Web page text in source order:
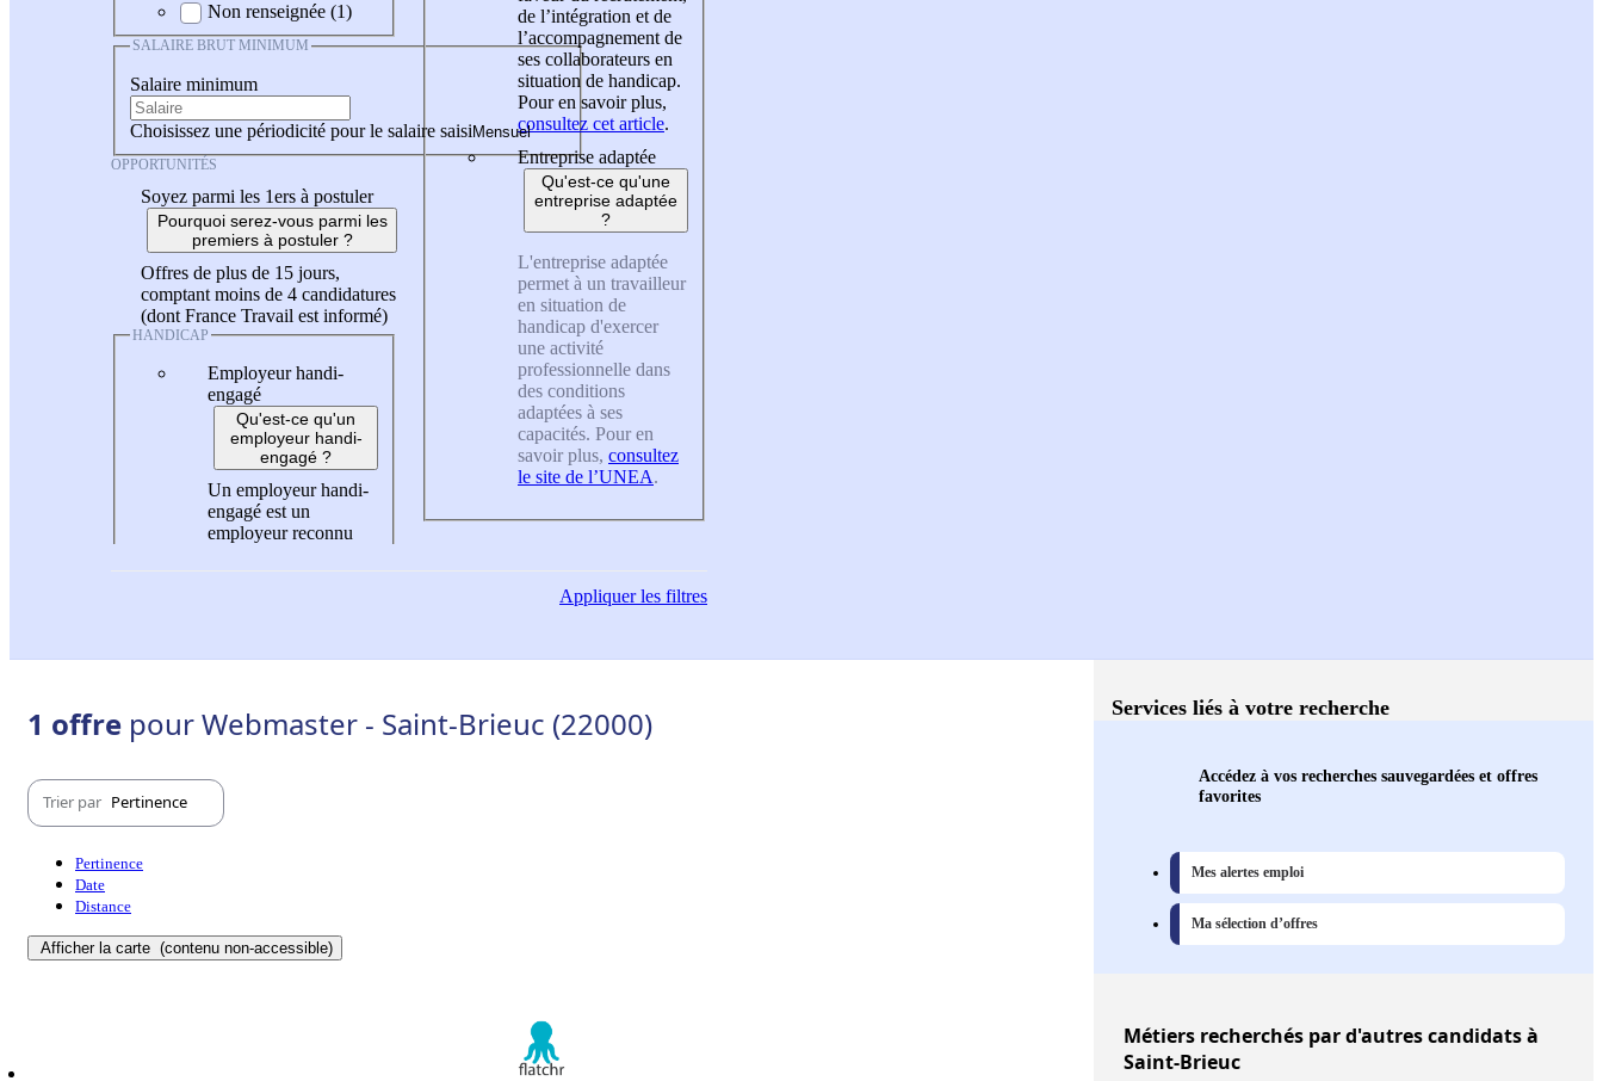
Non renseignée (1)
SALAIRE BRUT MINIMUM
Salaire minimum
Choisissez une périodicité pour le salaire saisi
OPPORTUNITÉS
Soyez parmi les 1ers à postuler
Pourquoi serez-vous parmi les
premiers à postuler ?
Offres de plus de 15 jours,
comptant moins de 4 candidatures
(dont France Travail est informé)
HANDICAP
Employeur handi-
engagé
Qu'est-ce qu'un
employeur handi-
engagé ?
Un employeur handi-
engagé est un
employeur reconnu
de l’intégration et de
l’accompagnement de
ses collaborateurs en
situation de handicap.
Pour en savoir plus,
consultez cet article.
Entreprise adaptée
Qu'est-ce qu'une
entreprise adaptée
?
L'entreprise adaptée
permet à un travailleur
en situation de
handicap d'exercer
une activité
professionnelle dans
des conditions
adaptées à ses
capacités. Pour en
savoir plus, consultez
le site de l’UNEA.
Appliquerles filtres
1 offre pour Webmaster - Saint-Brieuc (22000)
Trier par Pertinence
Pertinence
Date
Distance
Afficher la carte (contenu non-accessible)
Services liés à votre recherche
Accédez à vos recherches sauvegardées et offres
favorites
Mes alertes emploi
Ma sélection d’offres
Métiers recherchés par d'autres candidats à
Saint-Brieuc